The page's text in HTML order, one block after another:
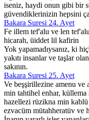
iseniz, haydi onun gibi bir
güvendiklerinizin hepsini
Bakara Suresi 24. Ayet
Fe illem tef'alu ve len
hicarah, üiddet lil kafirin
Yok yapamadıysanız, ki
yakıtı insanlar ve taşlar
sakının.
Bakara Suresi 25. Ayet
Ve beşşirillezine amenu ve
min tahtihel enhar,
hazellezi rüzikna min
ezvacüm mütahheratüv ve